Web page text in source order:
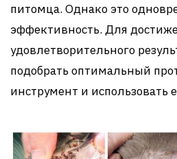
питомца. Однако это
эффективность. Для
удовлетворительного
подобрать оптимальный
инструмент и использовать